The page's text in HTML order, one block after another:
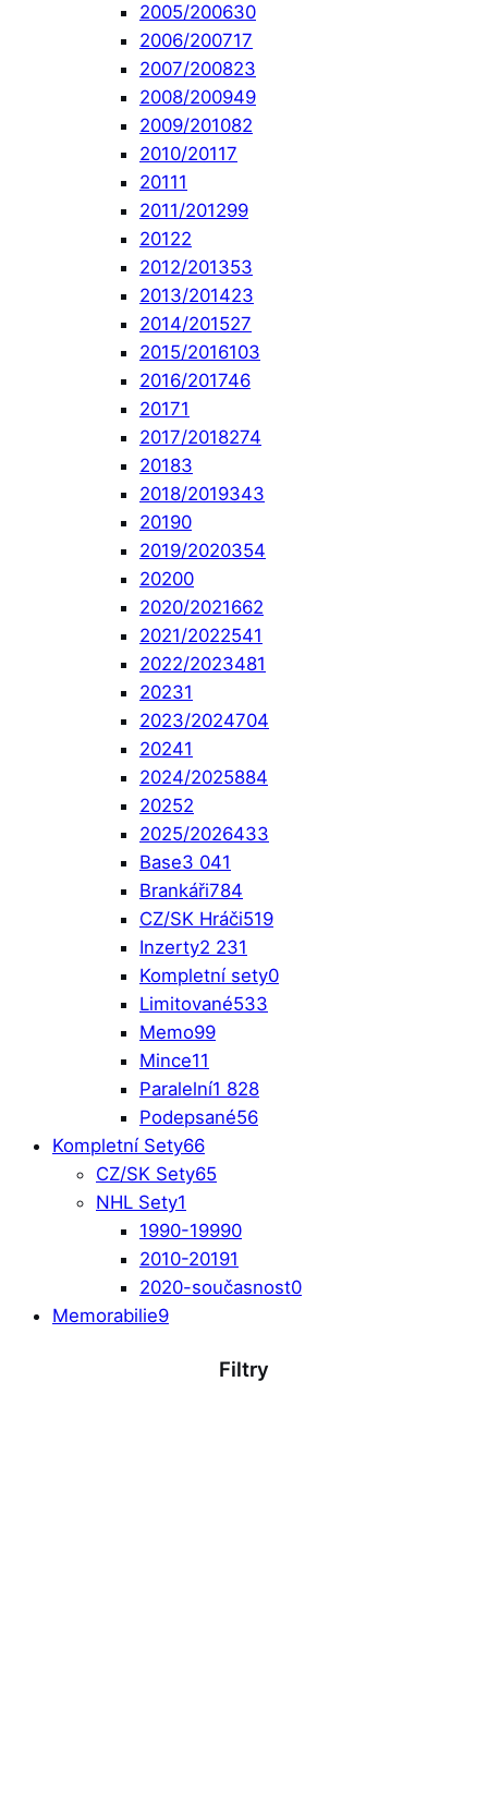
2005/200630
2006/200717
2007/200823
2008/200949
2009/201082
2010/20117
20111
2011/201299
20122
2012/201353
2013/201423
2014/201527
2015/2016103
2016/201746
20171
2017/2018274
20183
2018/2019343
20190
2019/2020354
20200
2020/2021662
2021/2022541
2022/2023481
20231
2023/2024704
20241
2024/2025884
20252
2025/2026433
Base3 041
Brankáři784
CZ/SK Hráči519
Inzerty2 231
Kompletní sety0
Limitované533
Memo99
Mince11
Paralelní1 828
Podepsané56
Kompletní Sety66
CZ/SK Sety65
NHL Sety1
1990-19990
2010-20191
2020-současnost0
Memorabilie9
Filtry